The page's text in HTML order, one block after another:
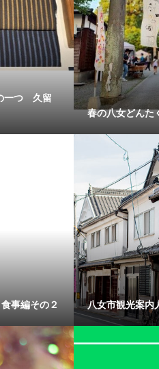
一つ 久留
春の八女どんた
事編その２ 八女市観光案内